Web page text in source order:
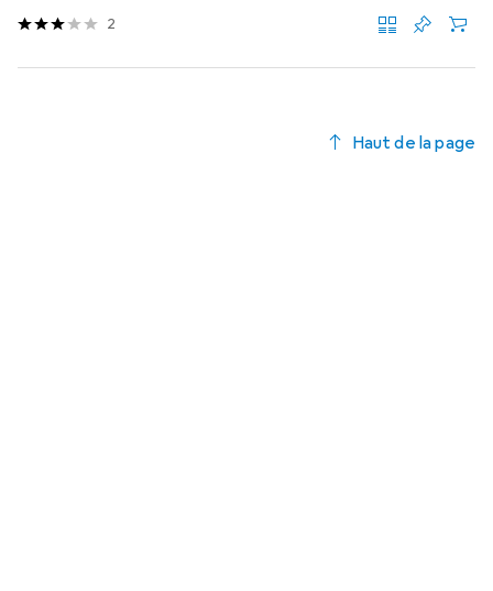
2
Haut de la page